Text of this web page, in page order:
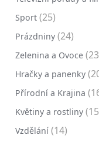
Sport (25)
Prázdniny (24)
Zelenina a Ovoce
Hračky a panenky
Přírodní a Krajina
Květiny a rostliny
Vzdělání (14)